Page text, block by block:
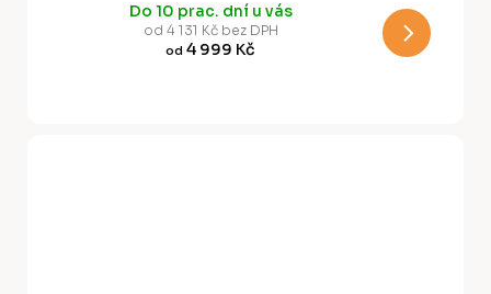
M
Do 10 prac. dní u vás
od 4 131 Kč bez DPH
od 4 999 Kč